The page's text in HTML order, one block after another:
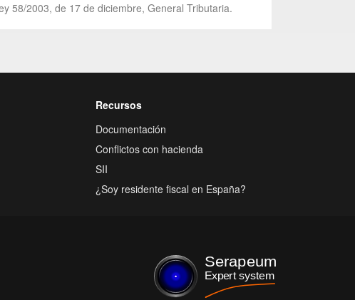
58/2003, de 17 de diciembre, General Tributaria.
Recursos
Documentación
Conflictos con hacienda
SII
¿Soy residente fiscal en España?